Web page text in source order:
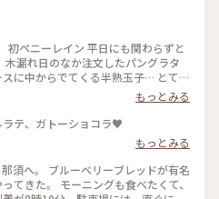
木漏れ日のなか注文したパングラタ
に中からでてくる半熟玉子… とても
もっとみる
ラテ、ガトーショコラ♥︎
もっとみる
須へ。 ブルーベリーブレッドが有名
てきた。 モーニングも食べたくて、